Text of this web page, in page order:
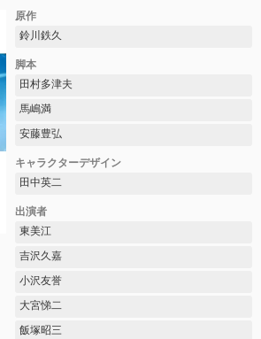
原作
鈴川鉄久
脚本
田村多津夫
馬嶋満
安藤豊弘
キャラクターデザイン
田中英二
出演者
東美江
吉沢久嘉
小沢友誉
大宮悌二
飯塚昭三